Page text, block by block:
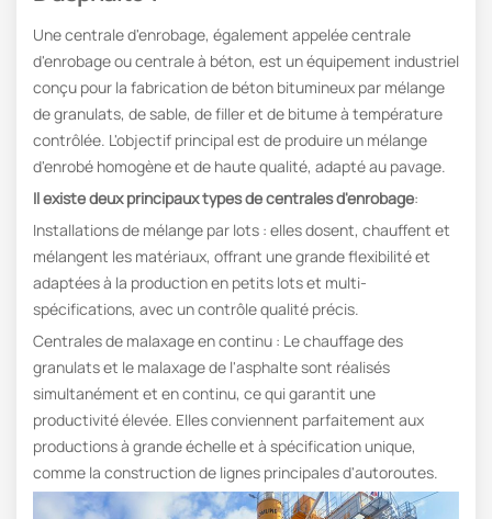
Une centrale d'enrobage, également appelée centrale
d'enrobage ou centrale à béton, est un équipement industriel
conçu pour la fabrication de béton bitumineux par mélange
de granulats, de sable, de filler et de bitume à température
contrôlée. L'objectif principal est de produire un mélange
d'enrobé homogène et de haute qualité, adapté au pavage.
Il existe deux principaux types de centrales d'enrobage:
Installations de mélange par lots : elles dosent, chauffent et
mélangent les matériaux, offrant une grande flexibilité et
adaptées à la production en petits lots et multi-
spécifications, avec un contrôle qualité précis.
Centrales de malaxage en continu : Le chauffage des
granulats et le malaxage de l'asphalte sont réalisés
simultanément et en continu, ce qui garantit une
productivité élevée. Elles conviennent parfaitement aux
productions à grande échelle et à spécification unique,
comme la construction de lignes principales d'autoroutes.